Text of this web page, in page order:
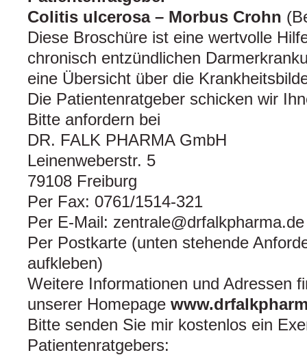
Colitis ulcerosa – Morbus Crohn
Diese Broschüre ist eine wertvolle
chronisch entzündlichen
eine Übersicht über die
Die Patientenratgeber schicken wir
Bitte anfordern bei
DR. FALK PHARMA GmbH
Leinenweberstr. 5
79108 Freiburg
Per Fax: 0761/1514-321
Per E-Mail: zentrale@drfalkpharma.de
Per Postkarte (unten stehende
aufkleben)
Weitere Informationen und Adressen
unserer Homepage
Bitte senden Sie mir kostenlos ein
Patientenratgebers: